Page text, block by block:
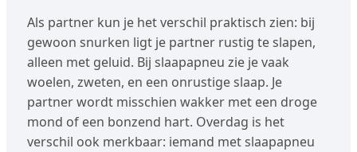
Als partner kun je het verschil praktisch zien: bij
gewoon snurken ligt je partner rustig te slapen,
alleen met geluid. Bij slaapapneu zie je vaak
woelen, zweten, en een onrustige slaap. Je
partner wordt misschien wakker met een droge
mond of een bonzend hart. Overdag is het
verschil ook merkbaar: iemand met slaapapneu